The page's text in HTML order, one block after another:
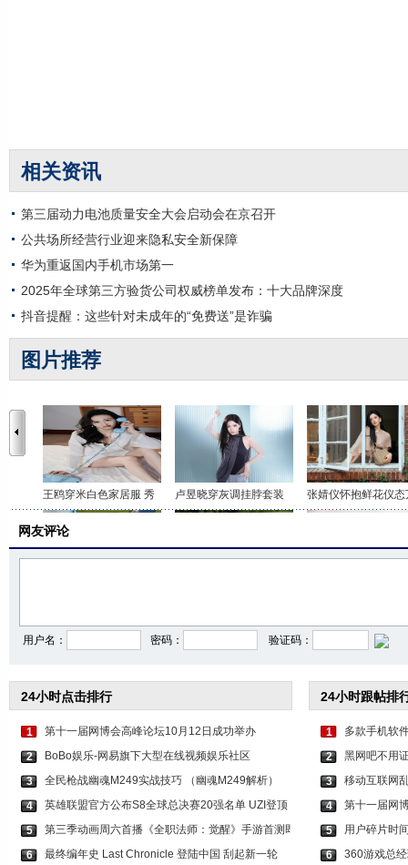
相关资讯
第三届动力电池质量安全大会启动会在京召开
公共场所经营行业迎来隐私安全新保障
华为重返国内手机市场第一
2025年全球第三方验货公司权威榜单发布：十大品牌深度
抖音提醒：这些针对未成年的“免费送”是诈骗
图片推荐
王鸥穿米白色家居服 秀 卢昱晓穿灰调挂脖套装 张婧仪怀抱鲜花仪态
网友评论
用户名： 密码： 验证码：
24小时点击排行
1
第十一届网博会高峰论坛10月12日成功举办
2
BoBo娱乐-网易旗下大型在线视频娱乐社区
3
全民枪战幽魂M249实战技巧 （幽魂M249解析）
4
英雄联盟官方公布S8全球总决赛20强名单 UZI登顶
5
第三季动画周六首播《全职法师：觉醒》手游首测即
6
最终编年史 Last Chronicle 登陆中国 刮起新一轮
24小时跟帖排
1
多款手机软
2
黑网吧不用
3
移动互联网
4
第十一届网
5
用户碎片时
6
360游戏总